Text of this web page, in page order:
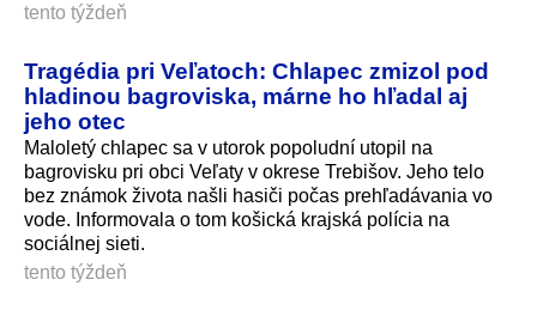
tento týždeň
Tragédia pri Veľatoch: Chlapec zmizol pod
hladinou bagroviska, márne ho hľadal aj
jeho otec
Maloletý chlapec sa v utorok popoludní utopil na
bagrovisku pri obci Veľaty v okrese Trebišov. Jeho telo
bez známok života našli hasiči počas prehľadávania vo
vode. Informovala o tom košická krajská polícia na
sociálnej sieti.
tento týždeň